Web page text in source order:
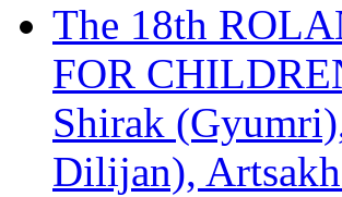
The 18th
FOR
Shirak
Dilijan),